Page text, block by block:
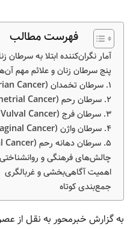
فهرست مطالب
آمار نگران‌کننده ابتلا به سرطان
پنج سرطان زنان و علائم مهم
۱. سرطان تخمدان (Ovarian Cancer)
۲. سرطان رحم (Womb/Endometrial Cancer)
۳. سرطان فرج (Vulval Cancer)
۴. سرطان واژن (Vaginal Cancer)
۵. سرطان دهانه رحم (Cervical Cancer)
چالش‌های فرهنگی و روانشناختی
اهمیت آگاهی‌بخشی و غربالگری
جمع‌بندی کوتاه
به گزارش خبرمحور به نقل از